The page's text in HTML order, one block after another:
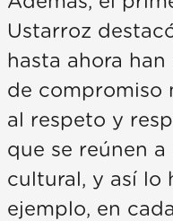
Ustarroz
hasta ahora
de compromiso
al respeto y
que se reúnen
cultural, y así lo
ejemplo, en